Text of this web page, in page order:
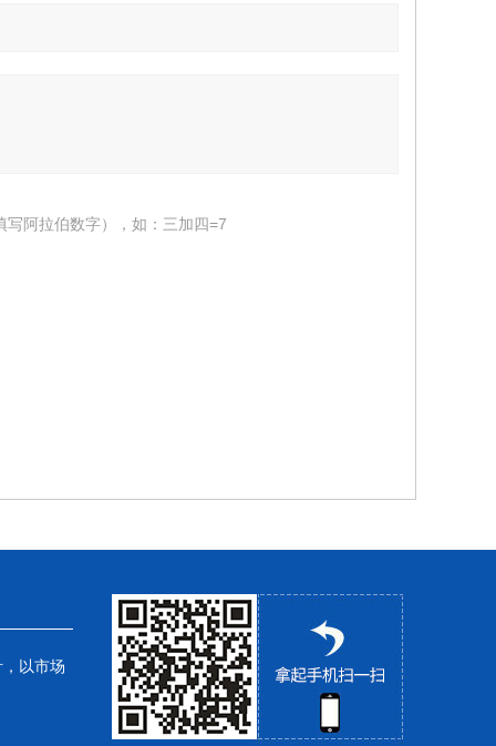
写阿拉伯数字），如：三加四=7
以市场